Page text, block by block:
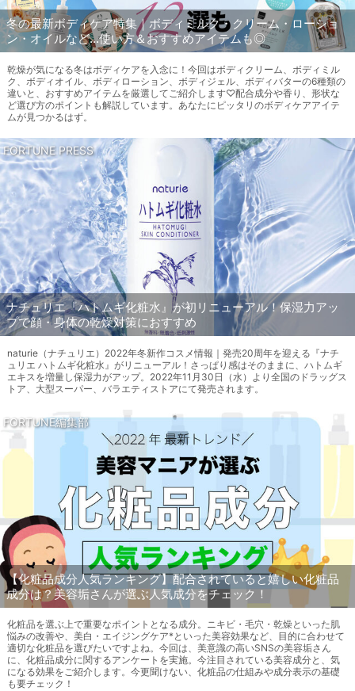
冬の最新ボディケア特集｜ボディミルク・クリーム・ローショ
ン・オイルなど…使い方＆おすすめアイテムも◎
乾燥が気になる冬はボディケアを入念に！今回はボディクリーム、ボディミル
ク、ボディオイル、ボディローション、ボディジェル、ボディバターの6種類の
違いと、おすすめアイテムを厳選してご紹介します♡配合成分や香り、形状な
ど選び方のポイントも解説しています。あなたにピッタリのボディケアアイテ
ムが見つかるはず。
FORTUNE PRESS
ナチュリエ『ハトムギ化粧水』が初リニューアル！保湿力アッ
プで顔・身体の乾燥対策におすすめ
naturie（ナチュリエ）2022年冬新作コスメ情報｜発売20周年を迎える『ナチ
ュリエ ハトムギ化粧水』がリニューアル！さっぱり感はそのままに、ハトムギ
エキスを増量し保湿力がアップ。2022年11月30日（水）より全国のドラッグス
トア、大型スーパー、バラエティストアにて発売されます。
FORTUNE編集部
【化粧品成分人気ランキング】配合されていると嬉しい化粧品
成分は？美容垢さんが選ぶ人気成分をチェック！
化粧品を選ぶ上で重要なポイントとなる成分。ニキビ・毛穴・乾燥といった肌
悩みの改善や、美白・エイジングケア*といった美容効果など、目的に合わせて
適切な化粧品を選びたいですよね。今回は、美意識の高いSNSの美容垢さん
に、化粧品成分に関するアンケートを実施。今注目されている美容成分と、気
になる効果をご紹介します。今更聞けない、化粧品の仕組みや成分表示の基礎
も要チェック！